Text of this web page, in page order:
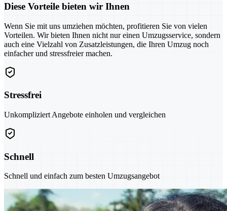
Diese Vorteile bieten wir Ihnen
Wenn Sie mit uns umziehen möchten, profitieren Sie von vielen
Vorteilen. Wir bieten Ihnen nicht nur einen Umzugsservice, sondern
auch eine Vielzahl von Zusatzleistungen, die Ihren Umzug noch
einfacher und stressfreier machen.
Stressfrei
Unkompliziert Angebote einholen und vergleichen
Schnell
Schnell und einfach zum besten Umzugsangebot